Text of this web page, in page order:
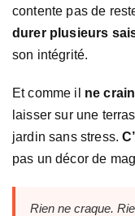
contente pas de
durer plusieurs
son intégrité.
Et comme il ne
laisser sur une
jardin sans stress.
pas un décor de
Rien ne craque.